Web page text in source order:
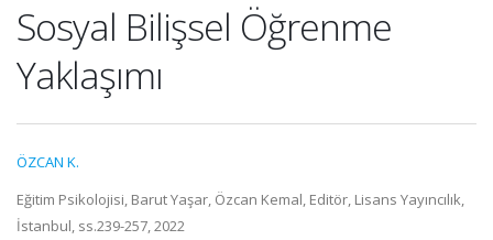
Sosyal Bilişsel Öğrenme
Yaklaşımı
ÖZCAN K.
Eğitim Psikolojisi, Barut Yaşar, Özcan Kemal, Editör, Lisans Yayıncılık,
İstanbul, ss.239-257, 2022